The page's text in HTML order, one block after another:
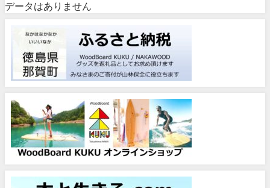
データはありません